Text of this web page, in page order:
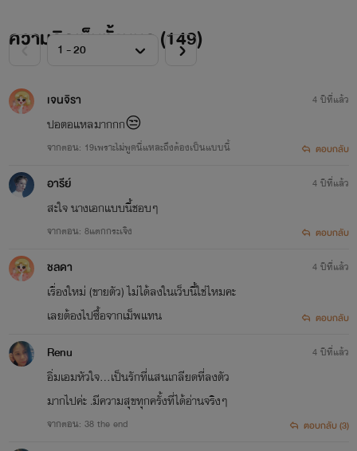
ความคิดเห็นทั้งหมด (149)
เจนจิรา
ปอตอแหลมากกก😒
จากตอน: 19เพราะไม่พูดนี่แหละถึงต้องเป็นแบบนี้
4 ปีที่แล้ว
ตอบกลับ
อารีย์
สะใจ นางเอกแบบนี้ชอบๆ
จากตอน: 8แตกกระเจิง
4 ปีที่แล้ว
ตอบกลับ
ชลดา
เรื่องใหม่ (ขายตัว) ไม่ได้ลงในเว็บนี้ใช่ไหมคะ
เลยต้องไปซื้อจากเม็พแทน
4 ปีที่แล้ว
ตอบกลับ
Renu
อิ่มเอมหัวใจ...เป็นรักที่แสนเกลียดที่ลงตัว
มากไปค่ะ .มีความสุขทุกครั้งที่ได้อ่านจริงๆ
จากตอน: 38 the end
4 ปีที่แล้ว
ตอบกลับ (3)